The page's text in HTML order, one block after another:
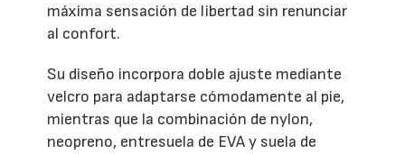
máxima sensación de libertad sin renunciar
al confort.
Su diseño incorpora doble ajuste mediante
velcro para adaptarse cómodamente al pie,
mientras que la combinación de nylon,
neopreno, entresuela de EVA y suela de